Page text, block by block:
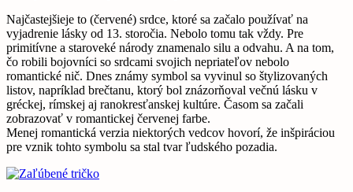
Najčastejšieje to (červené) srdce, ktoré sa začalo používať na
vyjadrenie lásky od 13. storočia. Nebolo tomu tak vždy. Pre
primitívne a staroveké národy znamenalo silu a odvahu. A na tom,
čo robili bojovníci so srdcami svojich nepriateľov nebolo
romantické nič. Dnes známy symbol sa vyvinul so štylizovaných
listov, napríklad brečtanu, ktorý bol znázorňoval večnú lásku v
gréckej, rímskej aj ranokresťanskej kultúre. Časom sa začali
zobrazovať v romantickej červenej farbe.
Menej romantická verzia niektorých vedcov hovorí, že inšpiráciou
pre vznik tohto symbolu sa stal tvar ľudského pozadia.